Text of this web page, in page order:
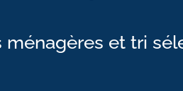
et tri